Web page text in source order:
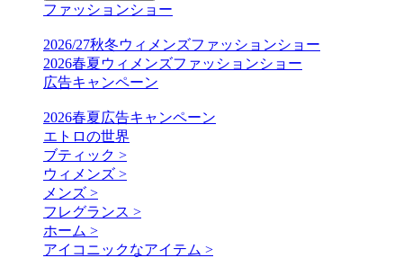
ファッションショー
2026/27秋冬ウィメンズファッションショー
2026春夏ウィメンズファッションショー
広告キャンペーン
2026春夏広告キャンペーン
エトロの世界
ブティック >
ウィメンズ >
メンズ >
フレグランス >
ホーム >
アイコニックなアイテム >